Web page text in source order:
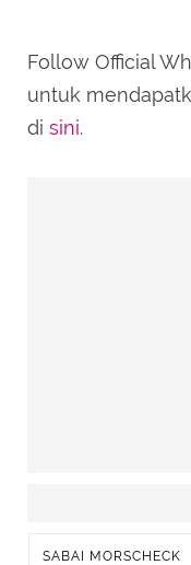
Follow Official
untuk
di sini.
SABAI MORSCHECK